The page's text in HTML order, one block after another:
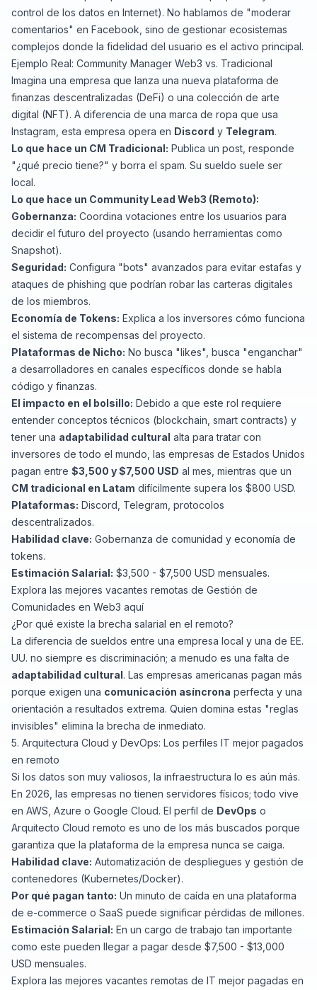
control de los datos en Internet). No hablamos de "moderar
comentarios" en Facebook, sino de gestionar ecosistemas
complejos donde la fidelidad del usuario es el activo principal.
Ejemplo Real: Community Manager Web3 vs. Tradicional
Imagina una empresa que lanza una nueva plataforma de
finanzas descentralizadas (DeFi) o una colección de arte
digital (NFT). A diferencia de una marca de ropa que usa
Instagram, esta empresa opera en Discord y Telegram.
Lo que hace un CM Tradicional: Publica un post, responde
"¿qué precio tiene?" y borra el spam. Su sueldo suele ser
local.
Lo que hace un Community Lead Web3 (Remoto):
Gobernanza: Coordina votaciones entre los usuarios para
decidir el futuro del proyecto (usando herramientas como
Snapshot).
Seguridad: Configura "bots" avanzados para evitar estafas y
ataques de phishing que podrían robar las carteras digitales
de los miembros.
Economía de Tokens: Explica a los inversores cómo funciona
el sistema de recompensas del proyecto.
Plataformas de Nicho: No busca "likes", busca "enganchar"
a desarrolladores en canales específicos donde se habla
código y finanzas.
El impacto en el bolsillo: Debido a que este rol requiere
entender conceptos técnicos (blockchain, smart contracts) y
tener una adaptabilidad cultural alta para tratar con
inversores de todo el mundo, las empresas de Estados Unidos
pagan entre $3,500 y $7,500 USD al mes, mientras que un
CM tradicional en Latam difícilmente supera los $800 USD.
Plataformas: Discord, Telegram, protocolos
descentralizados.
Habilidad clave: Gobernanza de comunidad y economía de
tokens.
Estimación Salarial: $3,500 - $7,500 USD mensuales.
Explora las mejores vacantes remotas de Gestión de
Comunidades en Web3 aquí
¿Por qué existe la brecha salarial en el remoto?
La diferencia de sueldos entre una empresa local y una de EE.
UU. no siempre es discriminación; a menudo es una falta de
adaptabilidad cultural. Las empresas americanas pagan más
porque exigen una comunicación asíncrona perfecta y una
orientación a resultados extrema. Quien domina estas "reglas
invisibles" elimina la brecha de inmediato.
5. Arquitectura Cloud y DevOps: Los perfiles IT mejor pagados
en remoto
Si los datos son muy valiosos, la infraestructura lo es aún más.
En 2026, las empresas no tienen servidores físicos; todo vive
en AWS, Azure o Google Cloud. El perfil de DevOps o
Arquitecto Cloud remoto es uno de los más buscados porque
garantiza que la plataforma de la empresa nunca se caiga.
Habilidad clave: Automatización de despliegues y gestión de
contenedores (Kubernetes/Docker).
Por qué pagan tanto: Un minuto de caída en una plataforma
de e-commerce o SaaS puede significar pérdidas de millones.
Estimación Salarial: En un cargo de trabajo tan importante
como este pueden llegar a pagar desde $7,500 - $13,000
USD mensuales.
Explora las mejores vacantes remotas de IT mejor pagadas en